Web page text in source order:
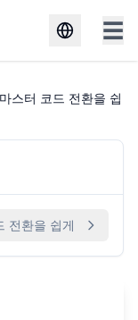
☰
스터 코드 전환을 쉽
전환을 쉽게